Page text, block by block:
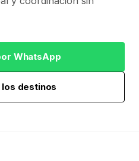
WhatsApp
destinos